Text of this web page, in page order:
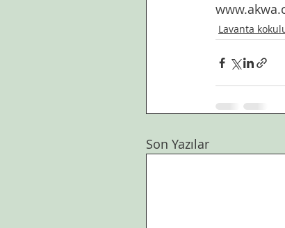
Lavanta
Son Yazılar